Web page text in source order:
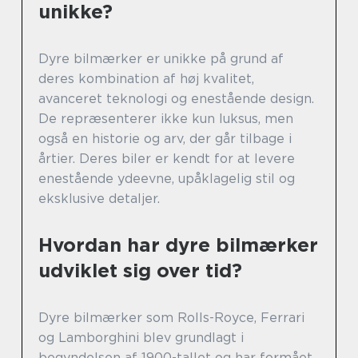
unikke?
Dyre bilmærker er unikke på grund af
deres kombination af høj kvalitet,
avanceret teknologi og enestående design.
De repræsenterer ikke kun luksus, men
også en historie og arv, der går tilbage i
årtier. Deres biler er kendt for at levere
enestående ydeevne, upåklagelig stil og
eksklusive detaljer.
Hvordan har dyre bilmærker
udviklet sig over tid?
Dyre bilmærker som Rolls-Royce, Ferrari
og Lamborghini blev grundlagt i